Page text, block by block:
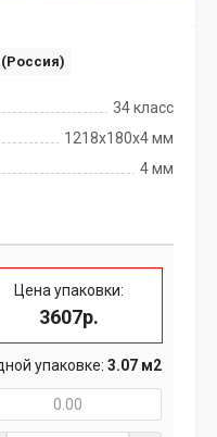
34 класс
1218x180x4 мм
4 мм
Цена упаковки:
3607р.
упаковке: 3.07 м2